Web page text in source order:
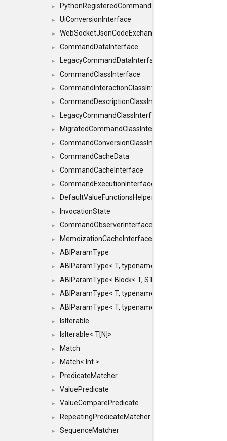
► PythonRegisteredCommandIdsInterface
► UiConversionInterface
► WebSocketJsonCodeExchangerInterface
► CommandDataInterface
► LegacyCommandDataInterface
► CommandClassInterface
► CommandInteractionClassInterface
► CommandDescriptionClassInterface
► LegacyCommandClassInterface
► MigratedCommandClassInterface
► CommandConversionClassInterface
► CommandCacheData
► CommandCacheInterface
► CommandExecutionInterface
► DefaultValueFunctionsHelper< const Result<
► InvocationState
► CommandObserverInterface
► MemoizationCacheInterface
► ABIParamType
► ABIParamType< T, typename std::enable_if<
► ABIParamType< Block< T, STRIDED, MOVE > >
► ABIParamType< T, typename std::enable_if<
► ABIParamType< T, typename std::enable_if<
► IsIterable
► IsIterable< T[N]>
► Match
► Match< Int >
► PredicateMatcher
► ValuePredicate
► ValueComparePredicate
► RepeatingPredicateMatcher
►
SequenceMatcher